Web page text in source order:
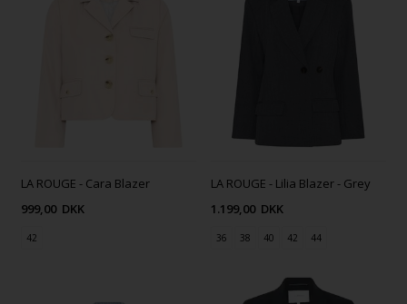
LA ROUGE - Cara Blazer
999,00 DKK
42
LA ROUGE - Lilia Blazer - Grey
1.199,00 DKK
36 38 40 42 44